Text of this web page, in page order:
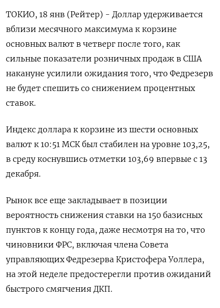
ТОКИО, 18 янв (Рейтер) - Доллар удерживается
вблизи месячного максимума к корзине
основных валют в четверг после того, как
сильные показатели розничных продаж в США
накануне усилили ожидания того, что Федрезерв
не будет спешить со снижением процентных
ставок.
Индекс доллара к корзине из шести основных
валют к 10:51 МСК был стабилен на уровне 103,25​,
в среду коснувшись отметки 103,69 впервые с 13
декабря.
Рынок все еще закладывает в позиции
вероятность снижения ставки на 150 базисных
пунктов к концу года, даже несмотря на то, что
чиновники ФРС, включая члена Совета
управляющих Федрезерва Кристофера Уоллера,
на этой неделе предостерегли против ожиданий
быстрого смягчения ДКП.